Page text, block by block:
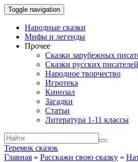
Toggle navigation
Народные сказки
Мифы и легенды
Прочее
Сказки зарубежных
Сказки русских писателей
Народное творчество
Игротека
Кинозал
Загадки
Статьи
Литература 1-11 классы
Теремок сказок
Главная » Расскажи свою сказку »